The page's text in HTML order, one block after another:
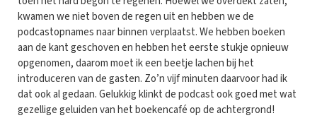
kwamen we niet boven de regen uit en hebben we de
podcastopnames naar binnen verplaatst. We hebben boeken
aan de kant geschoven en hebben het eerste stukje opnieuw
opgenomen, daarom moet ik een beetje lachen bij het
introduceren van de gasten. Zo’n vijf minuten daarvoor had ik
dat ook al gedaan. Gelukkig klinkt de podcast ook goed met wat
gezellige geluiden van het boekencafé op de achtergrond!